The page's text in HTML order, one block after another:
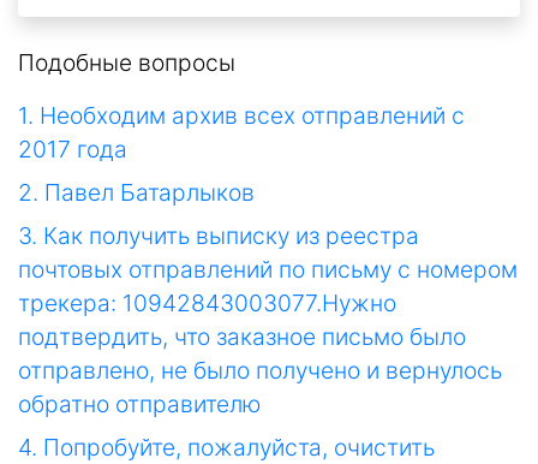
Подобные вопросы
1. Необходим архив всех отправлений с
2017 года
2. Павел Батарлыков
3. Как получить выписку из реестра
почтовых отправлений по письму с номером
трекера: 10942843003077.Нужно
подтвердить, что заказное письмо было
отправлено, не было получено и вернулось
обратно отправителю
4. Попробуйте, пожалуйста, очистить